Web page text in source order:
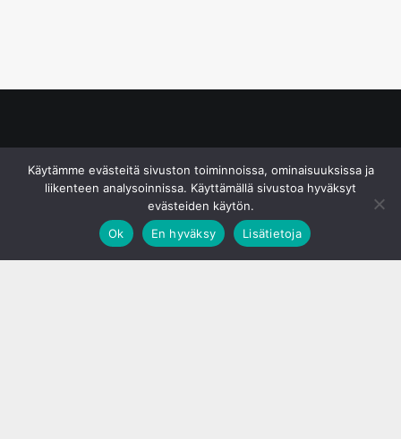
Käytämme evästeitä sivuston toiminnoissa, ominaisuuksissa ja
liikenteen analysoinnissa. Käyttämällä sivustoa hyväksyt
evästeiden käytön.
Ok
En hyväksy Lisätietoja